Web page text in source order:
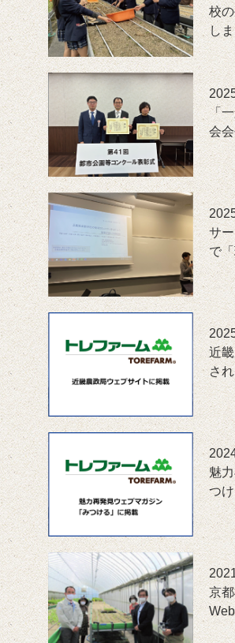
校
し
「
会
サ
で
近
さ
魅
つ
京